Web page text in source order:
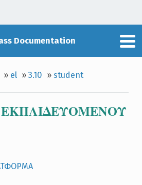
Documentation
» el »3.10 »student
ΕΚΠΑΙΔΕΥΟΜΕΝΟΥ